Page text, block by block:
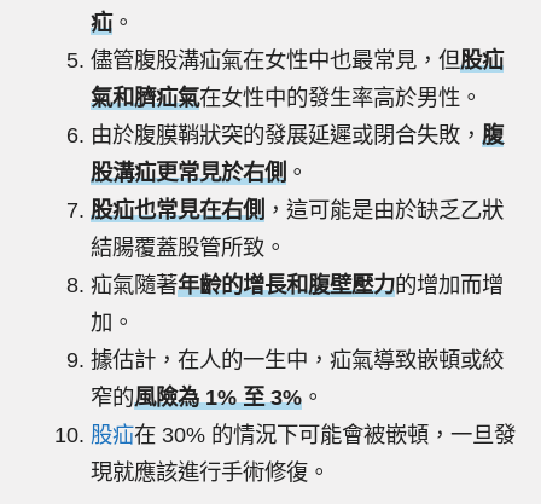
疝。
儘管腹股溝疝氣在女性中也最常見，但股疝
氣和臍疝氣在女性中的發生率高於男性。
由於腹膜鞘狀突的發展延遲或閉合失敗，腹
股溝疝更常見於右側 。
股疝也常見在右側 ，這可能是由於缺乏乙狀
結腸覆蓋股管所致。
疝氣隨著年齡的增長和腹壁壓力的增加而增
加。
據估計，在人的一生中，疝氣導致嵌頓或絞
窄的風險為 1% 至 3% 。
股疝在 30% 的情況下可能會被嵌頓，一旦發
現就應該進行手術修復。